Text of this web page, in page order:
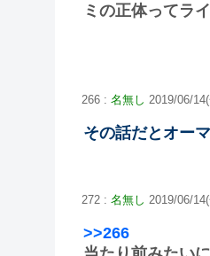
ミの正体ってラ
266 : 名無し 2019/06/
その話だとオー
272 : 名無し 2019/06/
>>266